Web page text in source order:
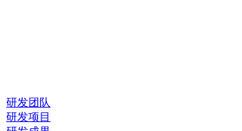
研发团队
研发项目